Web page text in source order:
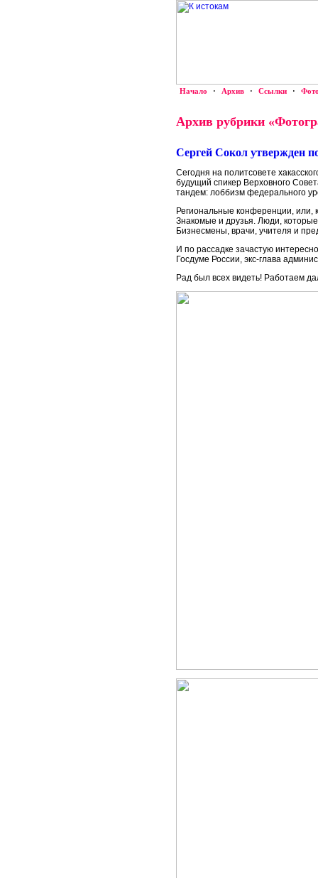
Начало · Архив · Ссылки ·
Архив рубрики
Сергей Сокол утвержден
Сегодня на политсовете
будущий спикер Верховного
тандем: лоббизм федерального
Региональные конференции, или,
Знакомые и друзья. Люди,
Бизнесмены, врачи, учителя и
И по рассадке зачастую
Госдуме России, экс-глава
Рад был всех видеть! Работаем